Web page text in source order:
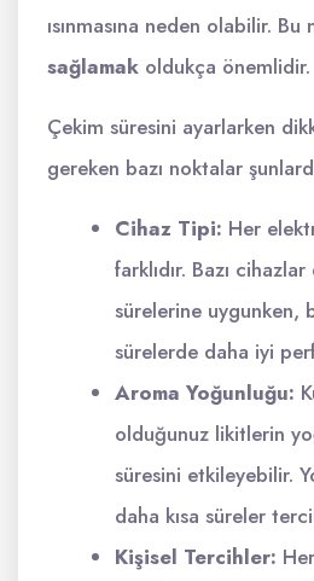
ısınmasına neden olabilir. Bu
sağlamak oldukça önemlidir.
Çekim süresini ayarlarken
gereken bazı noktalar
Cihaz Tipi: Her
farklıdır. Bazı
sürelerine uygunken,
sürelerde daha iyi
Aroma Yoğunluğu:
olduğunuz likitlerin
süresini etkileyebilir.
daha kısa süreler
Kişisel Tercihler: